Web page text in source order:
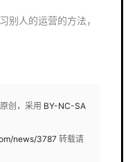
别人的运营的方法，
原创，采用 BY-NC-SA
news/3787转载请